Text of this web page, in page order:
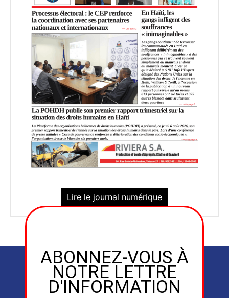
Lire le journal numérique
ABONNEZ-VOUS À
NOTRE LETTRE
D'INFORMATION